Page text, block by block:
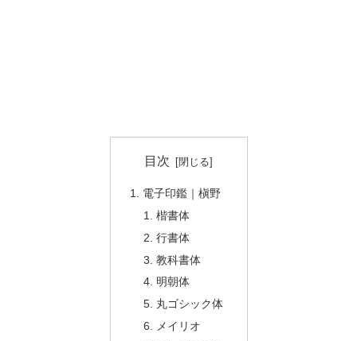
目次
電子印鑑｜槇野
楷書体
行書体
教科書体
明朝体
丸ゴシック体
メイリオ